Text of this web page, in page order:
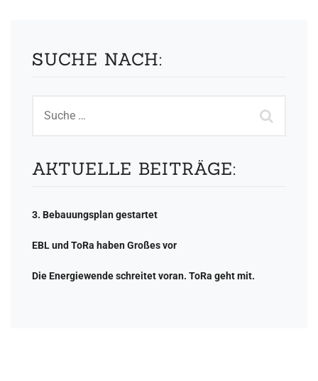
SUCHE NACH:
AKTUELLE BEITRÄGE:
3. Bebauungsplan gestartet
EBL und ToRa haben Großes vor
Die Energiewende schreitet voran. ToRa geht mit.